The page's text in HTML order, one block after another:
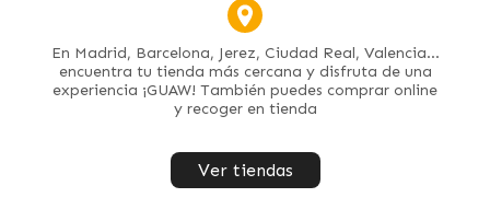
En Madrid, Barcelona, Jerez, Ciudad Real, Valencia...
encuentra tu tienda más cercana y disfruta de una
experiencia ¡GUAW! También puedes comprar online
y recoger en tienda
Ver tiendas